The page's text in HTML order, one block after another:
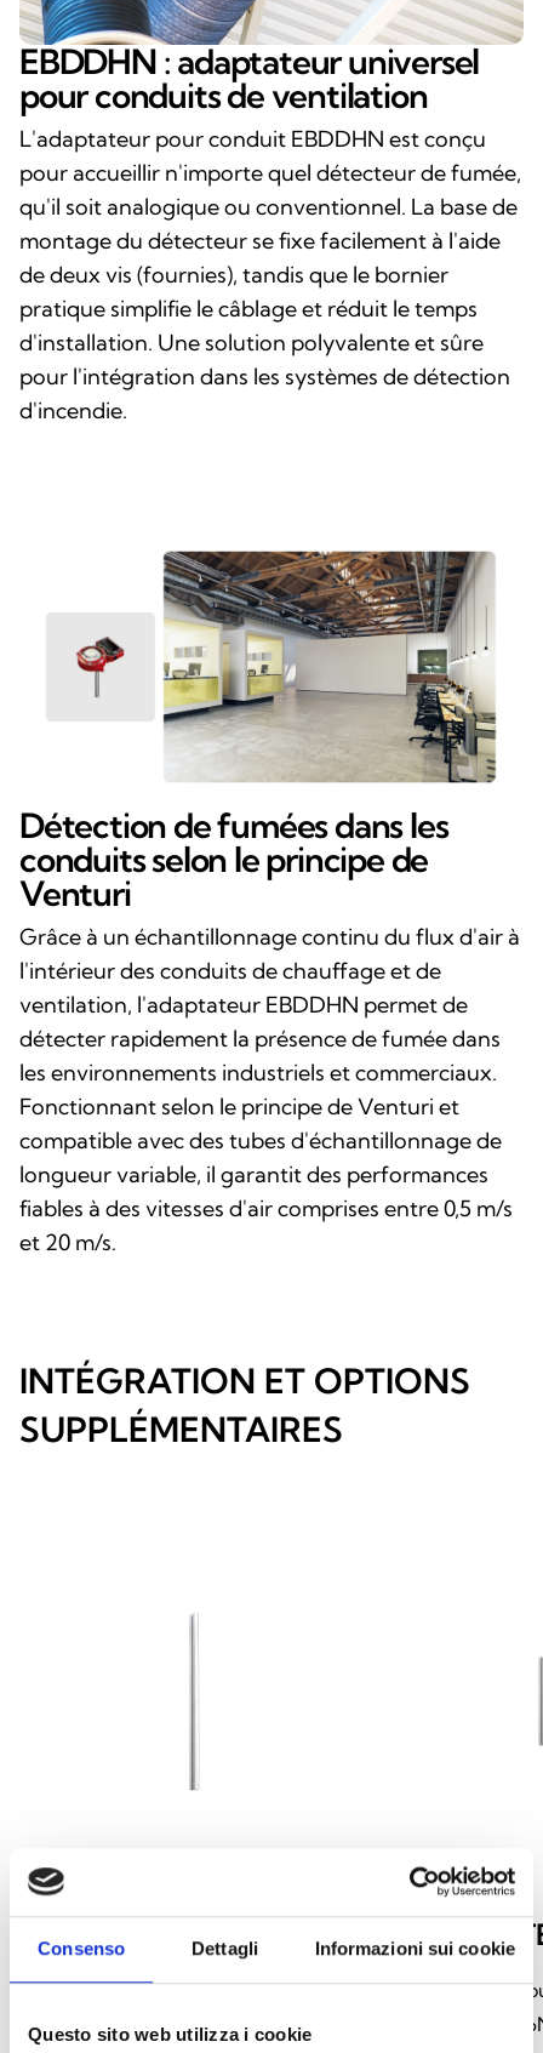
Consenso Dettagli Informazioni sui cookie
Questo sito web utilizza i cookie
EBDDHN : adaptateur universel
pour conduits de ventilation
L'adaptateur pour conduit EBDDHN est conçu
pour accueillir n'importe quel détecteur de fumée,
qu'il soit analogique ou conventionnel. La base de
montage du détecteur se fixe facilement à l'aide
de deux vis (fournies), tandis que le bornier
pratique simplifie le câblage et réduit le temps
d'installation. Une solution polyvalente et sûre
pour l'intégration dans les systèmes de détection
d'incendie.
Détection de fumées dans les
conduits selon le principe de
Venturi
Grâce à un échantillonnage continu du flux d'air à
l'intérieur des conduits de chauffage et de
ventilation, l'adaptateur EBDDHN permet de
détecter rapidement la présence de fumée dans
les environnements industriels et commerciaux.
Fonctionnant selon le principe de Venturi et
compatible avec des tubes d'échantillonnage de
longueur variable, il garantit des performances
fiables à des vitesses d'air comprises entre 0,5 m/s
et 20 m/s.
INTÉGRATION ET OPTIONS
SUPPLÉMENTAIRES
TV06N
Tube de prélèvement
TV06N-
Rallonge de 1 m
prélèvement